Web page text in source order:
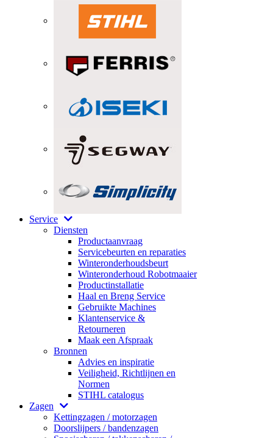
Service
Diensten
Productaanvraag
Servicebeurten en reparaties
Winteronderhoudsbeurt
Winteronderhoud Robotmaaier
Productinstallatie
Haal en Breng Service
Gebruikte Machines
Klantenservice &
Retourneren
Maak een Afspraak
Bronnen
Advies en inspiratie
Veiligheid, Richtlijnen en
Normen
STIHL catalogus
Zagen
Kettingzagen / motorzagen
Doorslijpers / bandenzagen